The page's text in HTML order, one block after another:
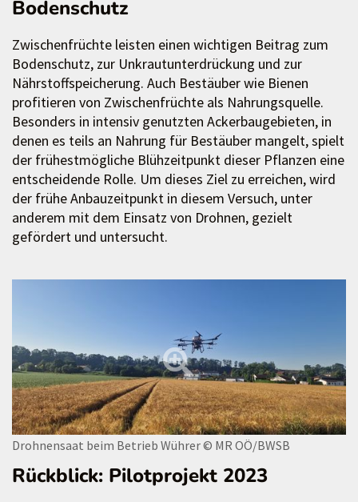
Bodenschutz
Zwischenfrüchte leisten einen wichtigen Beitrag zum
Bodenschutz, zur Unkrautunterdrückung und zur
Nährstoffspeicherung. Auch Bestäuber wie Bienen
profitieren von Zwischenfrüchte als Nahrungsquelle.
Besonders in intensiv genutzten Ackerbaugebieten, in
denen es teils an Nahrung für Bestäuber mangelt, spielt
der frühestmögliche Blühzeitpunkt dieser Pflanzen eine
entscheidende Rolle. Um dieses Ziel zu erreichen, wird
der frühe Anbauzeitpunkt in diesem Versuch, unter
anderem mit dem Einsatz von Drohnen, gezielt
gefördert und untersucht.
Drohnensaat beim Betrieb Wührer© MR OÖ/BWSB
Rückblick: Pilotprojekt 2023